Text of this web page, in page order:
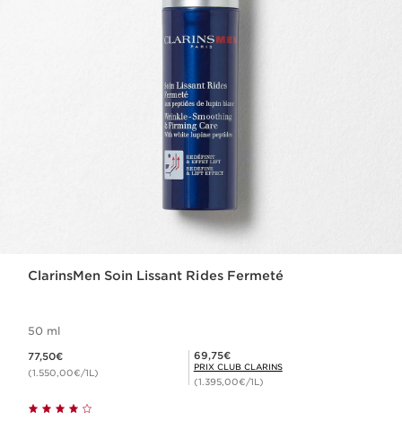
ClarinsMen Soin Lissant Rides Fermeté
50 ml
77,50€
(1.550,00€/1L)
Prix Club Clarins 69,75€
69,75€
PRIX CLUB CLARINS
(1.395,00€/1L)